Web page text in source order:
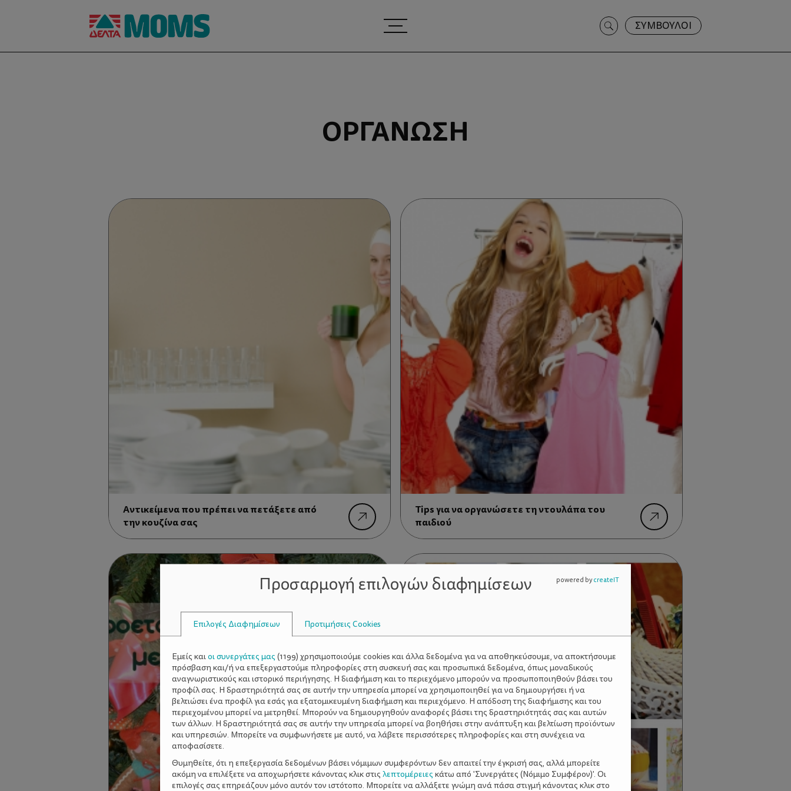
Search
for:
ΣΥΜΒΟΥΛΟΙ
ΟΡΓΆΝΩΣΗ
Αντικείμενα που πρέπει να πετάξετε από
την κουζίνα σας
Tips για να οργανώσετε τη ντουλάπα του
παιδιού
Προσαρμογή επιλογών διαφημίσεων
Επιλογές Διαφημίσεων Προτιμήσεις Cookies
Εμείς καιοι συνεργάτες μας (1199) χρησιμοποιούμε cookies και άλλα δεδομένα για να αποθηκεύσουμε, να αποκτήσουμε
πρόσβαση και/ή να επεξεργαστούμε πληροφορίες στη συσκευή σας και προσωπικά δεδομένα, όπως μοναδικούς
αναγνωριστικούς και ιστορικό περιήγησης. Η διαφήμιση και το περιεχόμενο μπορούν να προσωποποιηθούν βάσει του
προφίλ σας. Η δραστηριότητά σας σε αυτήν την υπηρεσία μπορεί να χρησιμοποιηθεί για να δημιουργήσει ή να
βελτιώσει ένα προφίλ για εσάς για εξατομικευμένη διαφήμιση και περιεχόμενο. Η απόδοση της διαφήμισης και του
περιεχομένου μπορεί να μετρηθεί. Μπορούν να δημιουργηθούν αναφορές βάσει της δραστηριότητάς σας και αυτών
των άλλων. Η δραστηριότητά σας σε αυτήν την υπηρεσία μπορεί να βοηθήσει στην ανάπτυξη και βελτίωση προϊόντων
και υπηρεσιών. Μπορείτε να συμφωνήσετε με αυτό, να λάβετε περισσότερες πληροφορίες και στη συνέχεια να
αποφασίσετε.
Θυμηθείτε, ότι η επεξεργασία δεδομένων βάσει νόμιμων συμφερόντων δεν απαιτεί την έγκρισή σας, αλλά μπορείτε
ακόμη να επιλέξετε να αποχωρήσετε κάνοντας κλικ στις λεπτομέρειες κάτω από 'Συνεργάτες (Νόμιμο Συμφέρον)'. Οι
επιλογές σας επηρεάζουν μόνο αυτόν τον ιστότοπο. Μπορείτε να αλλάξετε γνώμη ανά πάσα στιγμή κάνοντας κλικ στο
powered bycreateIT